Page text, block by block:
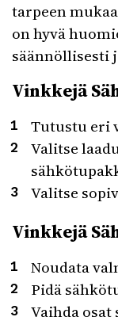
tarpeen
on hyvä
säännöllisesti
Vinkkejä
Tutustu eri
Valitse
Valitse
Vinkkejä
Noudata
Pidä
Vaihda